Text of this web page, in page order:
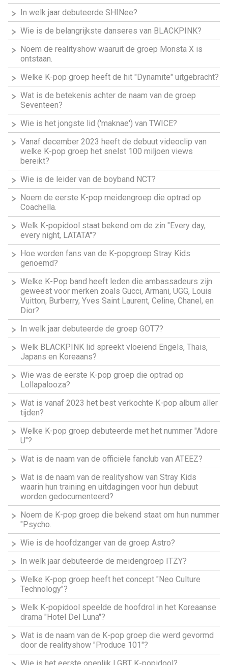
In welk jaar debuteerde SHINee?
Wie is de belangrijkste danseres van BLACKPINK?
Noem de realityshow waaruit de groep Monsta X is
ontstaan.
Welke K-pop groep heeft de hit "Dynamite" uitgebracht?
Wat is de betekenis achter de naam van de groep
Seventeen?
Wie is het jongste lid ('maknae') van TWICE?
Vanaf december 2023 heeft de debuut videoclip van
welke K-pop groep het snelst 100 miljoen views
bereikt?
Wie is de leider van de boyband NCT?
Noem de eerste K-pop meidengroep die optrad op
Coachella.
Welk K-popidool staat bekend om de zin "Every day,
every night, LATATA"?
Hoe worden fans van de K-popgroep Stray Kids
genoemd?
Welke K-Pop band heeft leden die ambassadeurs zijn
geweest voor merken zoals Gucci, Armani, UGG, Louis
Vuitton, Burberry, Yves Saint Laurent, Celine, Chanel, en
Dior?
In welk jaar debuteerde de groep GOT7?
Welk BLACKPINK lid spreekt vloeiend Engels, Thais,
Japans en Koreaans?
Wie was de eerste K-pop groep die optrad op
Lollapalooza?
Wat is vanaf 2023 het best verkochte K-pop album aller
tijden?
Welke K-pop groep debuteerde met het nummer "Adore
U"?
Wat is de naam van de officiële fanclub van ATEEZ?
Wat is de naam van de realityshow van Stray Kids
waarin hun training en uitdagingen voor hun debuut
worden gedocumenteerd?
Noem de K-pop groep die bekend staat om hun nummer
"Psycho.
Wie is de hoofdzanger van de groep Astro?
In welk jaar debuteerde de meidengroep ITZY?
Welke K-pop groep heeft het concept "Neo Culture
Technology"?
Welk K-popidool speelde de hoofdrol in het Koreaanse
drama "Hotel Del Luna"?
Wat is de naam van de K-pop groep die werd gevormd
door de realityshow "Produce 101"?